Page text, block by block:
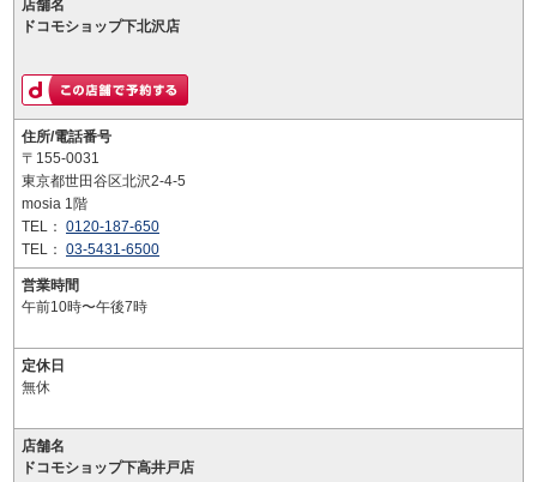
店舗名
ドコモショップ下北沢店
住所/電話番号
〒155-0031
東京都世田谷区北沢2-4-5
mosia 1階
TEL： 0120-187-650
TEL： 03-5431-6500
営業時間
午前10時〜午後7時
定休日
無休
店舗名
ドコモショップ下高井戸店